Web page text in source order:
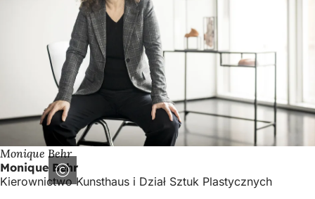
Monique Behr
Monique Behr
Kierownictwo Kunsthaus i Dział Sztuk Plastycznych